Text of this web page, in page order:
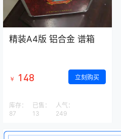
精装A4版 铝合金 谱箱
￥ 148 立刻购买
库存：
87
已售：
13
人气：
249